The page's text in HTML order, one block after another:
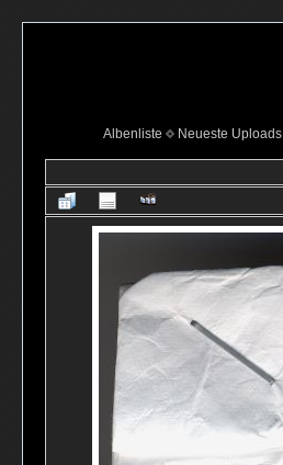
Albenliste
Neueste Uploads